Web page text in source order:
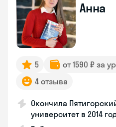
Анна
5 от 1590 ₽ за
4 отзыва
Окончила
университет в 2014